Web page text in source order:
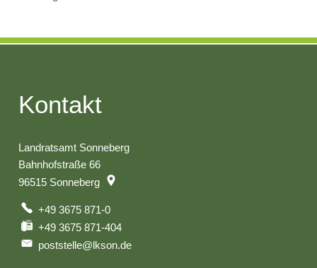
Kontakt
Landratsamt Sonneberg
Bahnhofstraße 66
96515 Sonneberg
+49 3675 871-0
+49 3675 871-404
poststelle@lkson.de